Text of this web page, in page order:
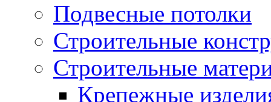
Подвесные потолки
Строительные
Строительные
Крепежные